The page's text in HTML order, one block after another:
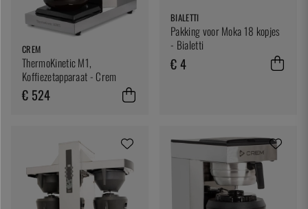
CREM
ThermoKinetic M1,
Koffiezetapparaat - Crem
€ 524
BIALETTI
Pakking voor Moka 18 kopjes
- Bialetti
€ 4